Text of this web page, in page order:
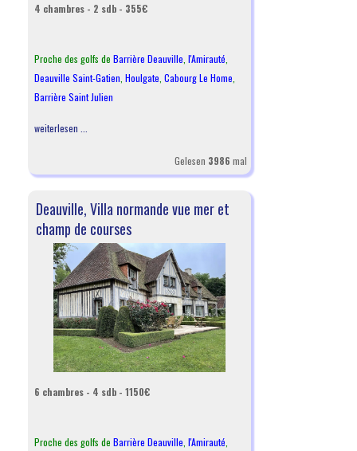
4 chambres - 2 sdb - 355€
Proche des golfs de Barrière Deauville l'Amirauté
Deauville Saint-Gatien Houlgate Cabourg Le Home
Barrière Saint Julien
weiterlesen ...
Gelesen 3986 mal
Deauville, Villa normande vue mer et
champ de courses
6 chambres - 4 sdb - 1150€
Proche des golfs de Barrière Deauville l'Amirauté